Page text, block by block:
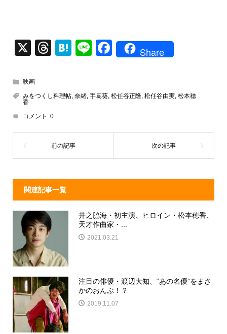
X
T
a
d
s
H
n
Li
F
e
o
k
Share
映画
みをつくし料理帖, 奈緒, 手嶌葵, 松任谷正隆, 松任谷由実, 松本穂
香
コメント: 0
関連記事一覧
井之脇海・初主演、ヒロイン・松本穂香、
天才作曲家・...
2021.03.21
注目の俳優・渡辺大知、“あの名優”をまさ
かのおんぶ！？
2019.11.07